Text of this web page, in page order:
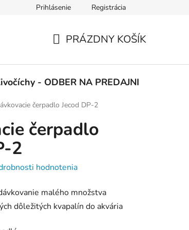
Ochrana osobných údajov
Prihlásenie Registrácia
KOŠÍK
PRÁZDNY KOŠÍK
- ODBER NA PREDAJNI
čerpadlo Jecod DP-2
čerpadlo
2
hodnotenia
malého množstva
dôležitých kvapalín do akvária